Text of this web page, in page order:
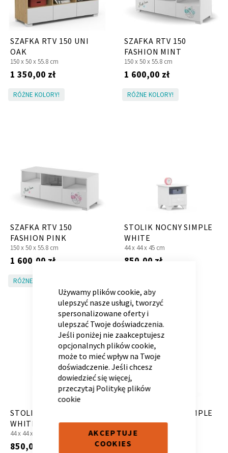
Używamy plików cookie, aby
ulepszyć nasze usługi, tworzyć
spersonalizowane oferty i
ulepszać Twoje doświadczenia.
Jeśli poniżej nie zaakceptujesz
opcjonalnych plików cookie,
może to mieć wpływ na Twoje
doświadczenie. Jeśli chcesz
dowiedzieć się więcej,
przeczytaj Politykę plików
cookie
AKCEPTUJE
COOKIES
SZAFKA RTV 150 UNI
OAK
150 x50 x55.8 cm
1 350,00 zł
SZAFKA RTV 150
FASHION MINT
150 x50 x55.8 cm
1 600,00 zł
RÓŻNE KOLORY!
SZAFKA RTV 150
FASHION PINK
150 x50 x55.8 cm
1 600,00 zł
RÓŻNE KOLORY!
STOLIK NOCNY SIMPLE
WHITE
44 x 44 x 45 cm
850,00 zł
RÓŻNE KOLORY!
STOLIK NOCNY ROYAL
WHITE
44 x 44 x
850,00 zł
STOLIK NOCNY SIMPLE
WHITE CRYSTAL
44 x44 x
850,00 zł
Stylowe
Skandynawskie Dziecięce
Biurko Komoda
Kontenerek Półka i szafka wisząca
Panele ścienne Poduchy
Wszystkie dodatki